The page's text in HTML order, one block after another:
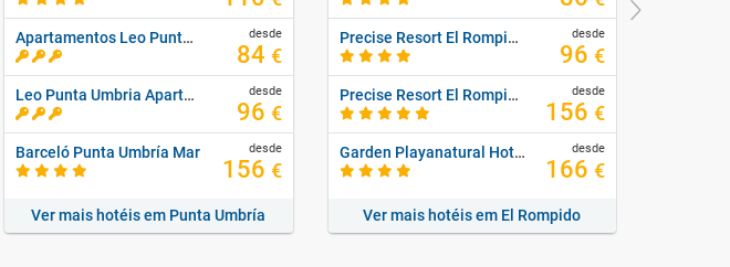
Apartamentos Leo Punta Umbría - Solo Adultos desde
84 €
Leo Punta Umbria Apartamentos desde
96 €
Barceló Punta Umbría Mar desde
156 €
Ver mais hotéis em Punta Umbría
Precise Resort El Rompido - The Club desde
96 €
Precise Resort El Rompido - The Hotel desde
156 €
Garden Playanatural Hotel & Spa - Adults Only desde
166 €
Ver mais hotéis em El Rompido